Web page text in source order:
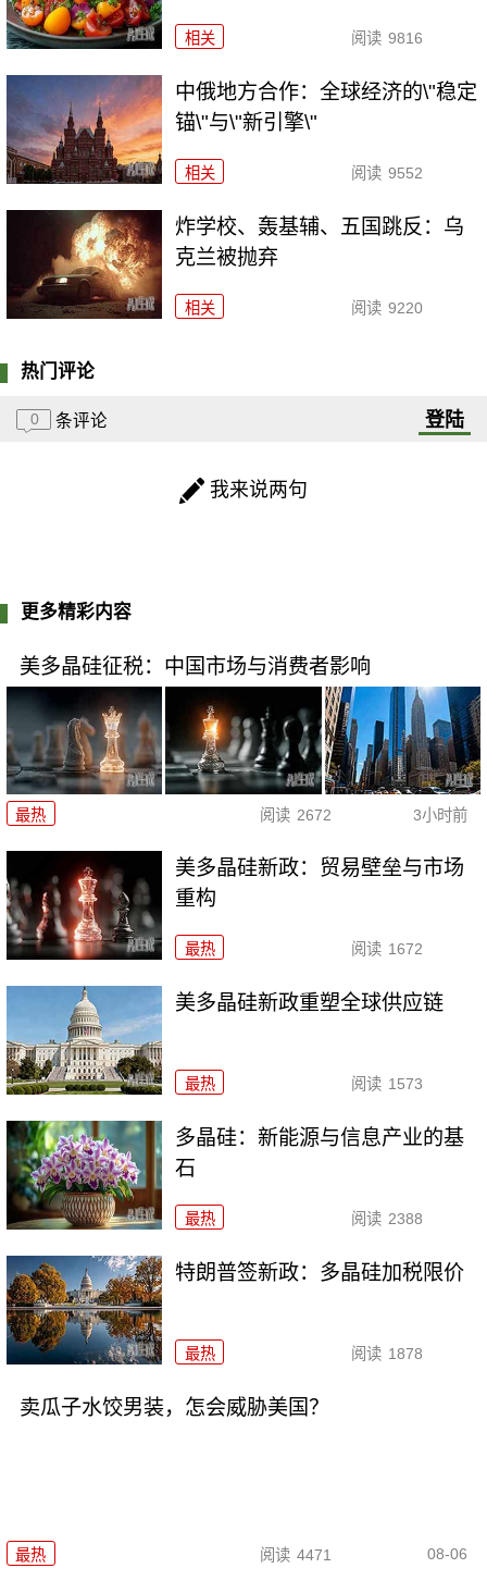
相关 阅读 9816
中俄地方合作：全球经济的\"稳定
锚\"与\"新引擎\"
相关 阅读 9552
炸学校、轰基辅、五国跳反：乌
克兰被抛弃
相关 阅读 9220
热门评论
0 条评论 登陆
我来说两句
更多精彩内容
美多晶硅征税：中国市场与消费者影响
最热 阅读 2672 3小时前
美多晶硅新政：贸易壁垒与市场
重构
最热 阅读 1672
美多晶硅新政重塑全球供应链
最热 阅读 1573
多晶硅：新能源与信息产业的基
石
最热 阅读 2388
特朗普签新政：多晶硅加税限价
最热 阅读 1878
卖瓜子水饺男装，怎会威胁美国？
最热 阅读 4471 08-06